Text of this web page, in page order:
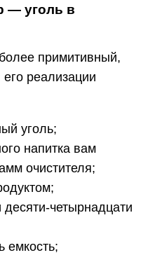
— уголь в
примитивный,
реализации
уголь;
напитка вам
очистителя;
четырнадцати
емкость;